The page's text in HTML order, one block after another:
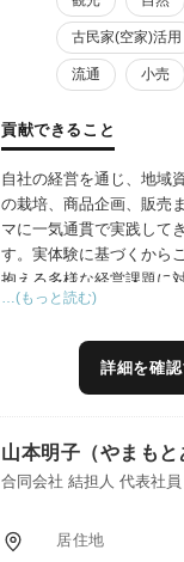
古民家(空家)活用
流通 小売
貢献できること
自社の経営を通じ、地域
の栽培、商品企画、販売
マに一気通貫で実践して
す。実体験に基づくから
抱える多様な経営課題に
に終始しない「現場に即
これまで培った体系的な
見を活かし、地域事業者
役割は正解を押し付ける
のニーズを丁寧に汲み取
に貢献することだと考え
…(もっと読む)
詳細を確認
山本明子（やまもと
合同会社 結担人 代表社員
居住地